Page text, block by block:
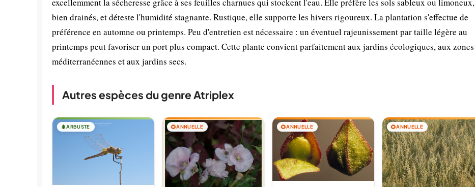
bien drainés, et déteste l'humidité stagnante. Rustique, elle supporte les hivers rigoureux. La plantation s'effectue de
préférence en automne ou printemps. Peu d'entretien est nécessaire : un éventuel rajeunissement par taille légère au
printemps peut favoriser un port plus compact. Cette plante convient parfaitement aux jardins écologiques, aux zones
méditerranéennes et aux jardins secs.
Autres espèces du genre Atriplex
🌲ARBUSTE 🌻ANNUELLE 🌻ANNUELLE 🌻ANNUELLE